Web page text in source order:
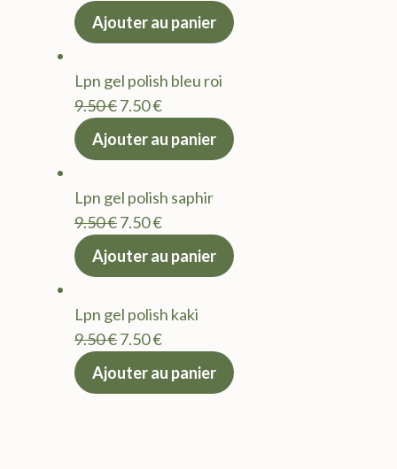
prix
9.50 €.
actuel
7.50 €.
Ajouter au panier
Lpn gel polish bleu roi
9.50€Le
prix
9.50 €.
7.50€Le
actuel
7.50 €.
Ajouter au panier
Lpn gel polish saphir
9.50€Le
prix
9.50 €.
7.50€Le
actuel
7.50 €.
Ajouter au panier
Lpn gel polish kaki
9.50€Le
prix
7.50€Le
actuel
Ajouter au panier